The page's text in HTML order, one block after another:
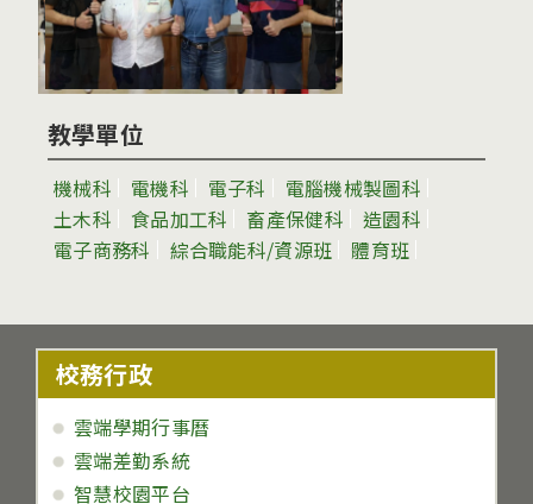
教學單位
機械科 電機科 電子科
電腦機械製圖科
土木科
食品加工科 畜產保健科
造園科
電子商務科
綜合職能科/資源班 體育班
校務行政
雲端學期行事曆
雲端差勤系統
智慧校園平台